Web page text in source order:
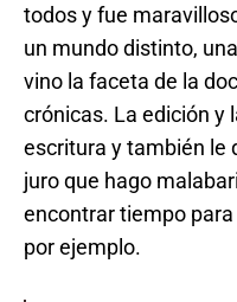
todos y fue
un mundo distinto,
vino la faceta de la
crónicas. La edición y
escritura y también le
juro que hago
encontrar tiempo
por ejemplo.